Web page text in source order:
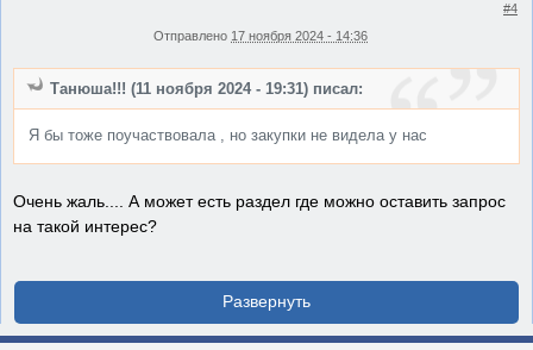
#4
Отправлено 17 ноября 2024 - 14:36
Танюша!!! (11 ноября 2024 - 19:31) писал:
Я бы тоже поучаствовала , но закупки не видела у нас
Очень жаль.... А может есть раздел где можно оставить запрос
на такой интерес?